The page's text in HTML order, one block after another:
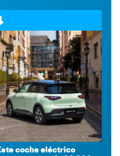
coche eléctrico